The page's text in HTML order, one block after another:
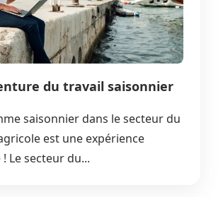
du travail saisonnier
saisonnier dans le secteur du
est une expérience
Le secteur du...